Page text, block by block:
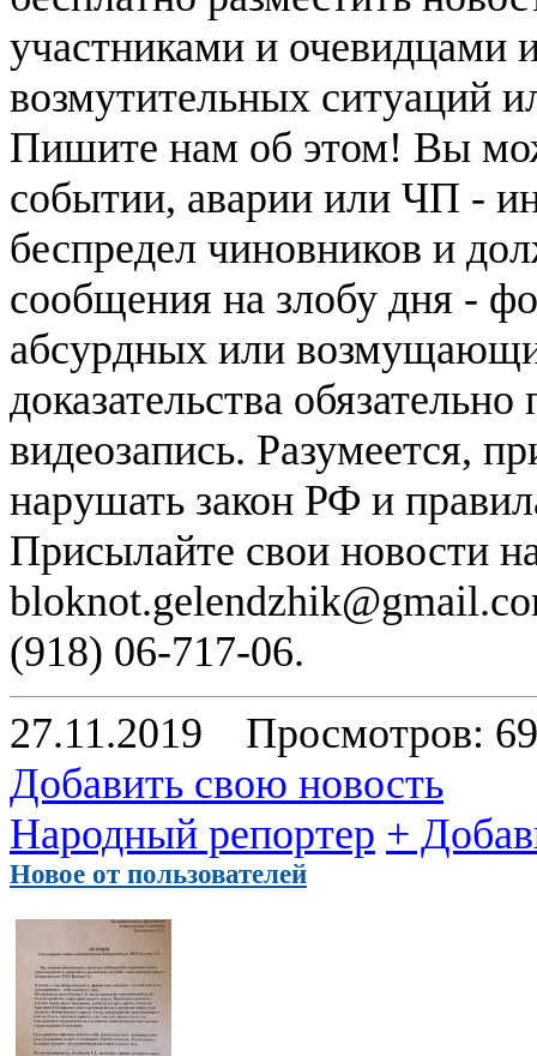
участниками и очевидцами
возмутительных ситуаций
Пишите нам об этом! Вы
событии, аварии или ЧП -
беспредел чиновников и
сообщения на злобу дня -
абсурдных или
доказательства
видеозапись. Разумеется,
нарушать закон РФ и
Присылайте свои новости
(918) 06-717-06.
27.11.2019
Просмотров:
Добавить свою новость
Народный репортер +
Новое от пользователей